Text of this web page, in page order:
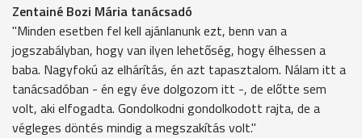
Zentainé Bozi Mária tanácsadó
"Minden esetben fel kell ajánlanunk ezt, benn van a
jogszabályban, hogy van ilyen lehetőség, hogy élhessen a
baba. Nagyfokú az elhárítás, én azt tapasztalom. Nálam itt a
tanácsadóban - én egy éve dolgozom itt -, de előtte sem
volt, aki elfogadta. Gondolkodni gondolkodott rajta, de a
végleges döntés mindig a megszakítás volt."